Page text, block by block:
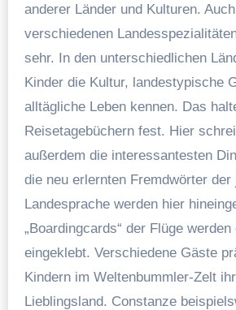
anderer Länder und Kulturen.
verschiedenen
sehr. In den unterschiedlichen
Kinder die Kultur, landestypische
alltägliche Leben kennen. Das
Reisetagebüchern fest. Hier
außerdem die interessantesten
die neu erlernten Fremdwörter der
Landesprache werden hier
„Boardingcards“ der Flüge
eingeklebt. Verschiedene Gäste
Kindern im Weltenbummler-Zelt
Lieblingsland. Constanze